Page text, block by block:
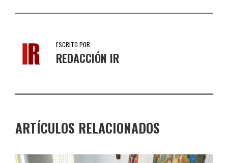
ESCRITO POR
REDACCIÓN IR
ARTÍCULOS RELACIONADOS